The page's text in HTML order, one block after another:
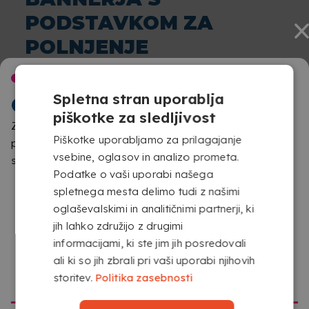
COPYKREA
Zaznali smo, da dostopaš iz druge lokacije, kot je
predvidena za to spletno stran. Prosimo, potrdi, katero
stran želiš obiskati
POJDI NA COPYKREA USA
vsebinskega pregleda.
Predloga: za pravilno pripravo svoje datoteke vam
spodaj v razdelku „Prenesite naše predloge“.
PODSTAVKOM ZA
POLNJENJE
Z NAPOLNLJIVIM PODSTAVKOM, ODPORNIM NA
Spletna stran uporablja
piškotke za sledljivost
Piškotke uporabljamo za prilagajanje
vsebine, oglasov in analizo prometa.
Podatke o vaši uporabi našega
spletnega mesta delimo tudi z našimi
oglaševalskimi in analitičnimi partnerji, ki
jih lahko združijo z drugimi
informacijami, ki ste jim jih posredovali
ali ki so jih zbrali pri vaši uporabi njihovih
storitev. Politika zasebnosti